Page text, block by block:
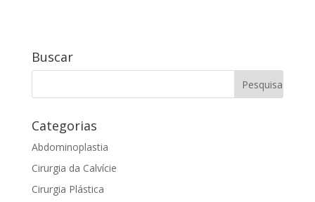
Buscar
Categorias
Abdominoplastia
Cirurgia da Calvície
Cirurgia Plástica